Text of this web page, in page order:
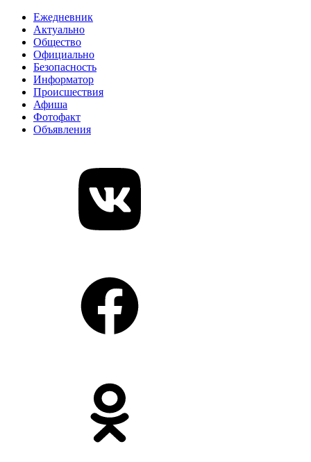
Ежедневник
Актуально
Общество
Официально
Безопасность
Информатор
Происшествия
Афиша
Фотофакт
Объявления